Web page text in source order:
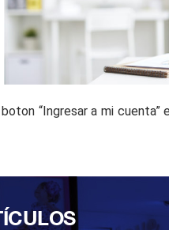
“Ingresar a mi cuenta”